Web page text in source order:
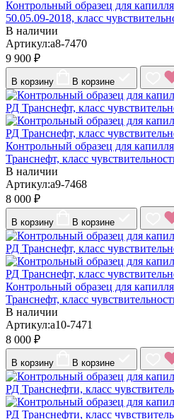
Контрольный образец для
50.05.09-2018, класс
В наличии
Артикул:a8-7470
9 900 ₽
В корзину В корзине
Контрольный образец для
Транснефт, класс
В наличии
Артикул:a9-7468
8 000 ₽
В корзину В корзине
Контрольный образец для
Транснефт, класс
В наличии
Артикул:a10-7471
8 000 ₽
В корзину В корзине